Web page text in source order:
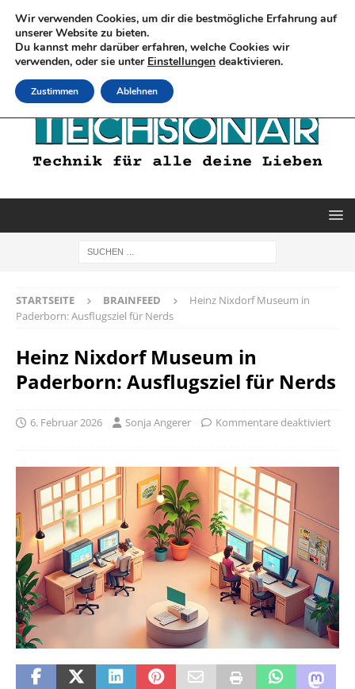
STARTSEITE BRAINFEED
Heinz Nixdorf Museum in
Paderborn: Ausflugsziel für Nerds
Heinz Nixdorf Museum in
Paderborn: Ausflugsziel für Nerds
6. Februar 2026 Sonja Angerer Kommentare deaktiviert
Wir verwenden Cookies, um dir die bestmögliche Erfahrung auf
unserer Website zu bieten.
Du kannst mehr darüber erfahren, welche Cookies wir
verwenden, oder sie unter Einstellungen deaktivieren.
Zustimmen Ablehnen